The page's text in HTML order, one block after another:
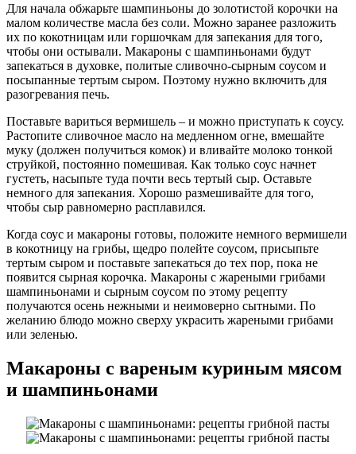
Для начала обжарьте шампиньоны до золотистой корочки на
малом количестве масла без соли. Можно заранее разложить
их по кокотницам или горшочкам для запекания для того,
чтобы они остывали. Макароны с шампиньонами будут
запекаться в духовке, политые сливочно-сырным соусом и
посыпанные тертым сыром. Поэтому нужно включить для
разогревания печь.
Поставьте вариться вермишель – и можно приступать к соусу.
Растопите сливочное масло на медленном огне, вмешайте
муку (должен получиться комок) и вливайте молоко тонкой
струйкой, постоянно помешивая. Как только соус начнет
густеть, насыпьте туда почти весь тертый сыр. Оставьте
немного для запекания. Хорошо размешивайте для того,
чтобы сыр равномерно расплавился.
Когда соус и макароны готовы, положите немного вермишели
в кокотницу на грибы, щедро полейте соусом, присыпьте
тертым сыром и поставьте запекаться до тех пор, пока не
появится сырная корочка. Макароны с жареными грибами
шампиньонами и сырным соусом по этому рецепту
получаются осень нежными и неимоверно сытными. По
желанию блюдо можно сверху украсить жареными грибами
или зеленью.
Макароны с вареным куриным мясом
и шампиньонами